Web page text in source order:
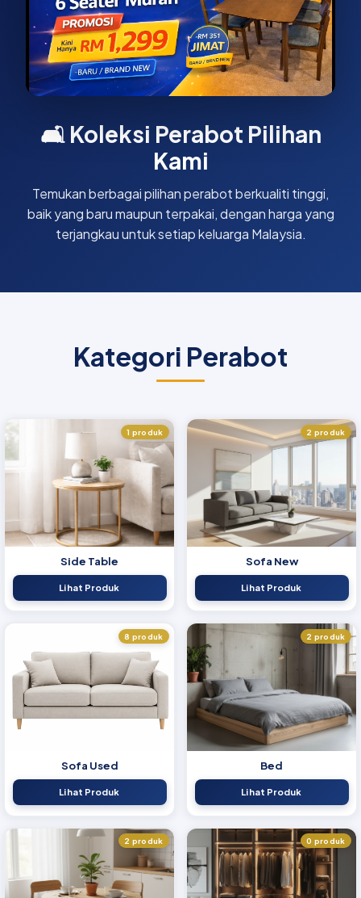
🛋️ Koleksi Perabot Pilihan
Kami
Temukan berbagai pilihan perabot berkualiti tinggi,
baik yang baru maupun terpakai, dengan harga yang
terjangkau untuk setiap keluarga Malaysia.
Kategori Perabot
1 produk
Side Table
Lihat Produk
2 produk
Sofa New
Lihat Produk
8 produk
Sofa Used
Lihat Produk
2 produk
Bed
Lihat Produk
2 produk 0 produk